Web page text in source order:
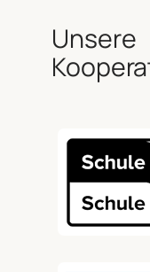
Unsere